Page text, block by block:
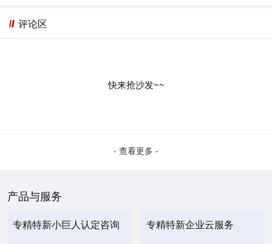
评论区
快来抢沙发~~
- 查看更多 -
产品与服务
专精特新小巨人认定咨询 专精特新企业云服务